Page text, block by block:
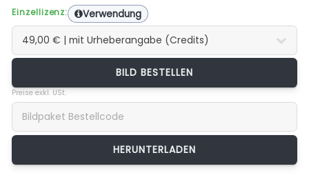
Einzellizenz: Verwendung
BILD BESTELLEN
Preise exkl. USt.